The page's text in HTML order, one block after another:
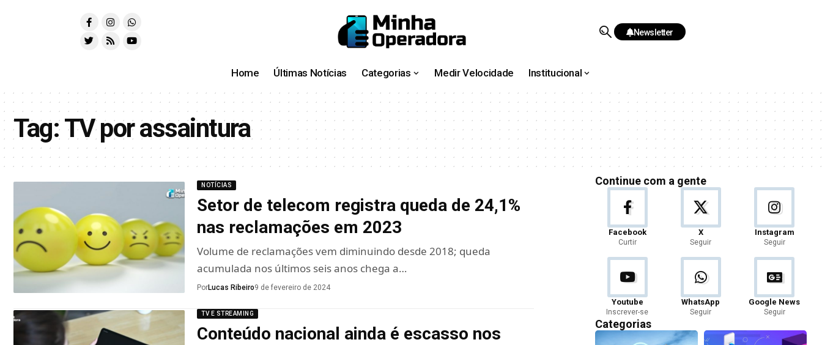
Newsletter
Home Últimas Notícias Categorias Medir Velocidade Institucional
Tag:TV por assaintura
NOTÍCIAS
Setor de telecom registra queda de 24,1%
nas reclamações em 2023
Volume de reclamações vem diminuindo desde 2018; queda
acumulada nos últimos seis anos chega a…
PorLucas Ribeiro9 de fevereiro de 2024
TV E STREAMING
Conteúdo nacional ainda é escasso nos
Continue com a gente
Facebook
Curtir
X
Seguir
Instagram
Seguir
Youtube
Inscrever-se
WhatsApp
Seguir
Google News
Seguir
Categorias